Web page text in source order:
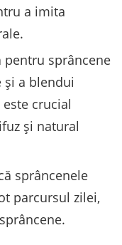
a imita
pentru sprâncene
a blendui
crucial
și natural
sprâncenele
parcursul zilei,